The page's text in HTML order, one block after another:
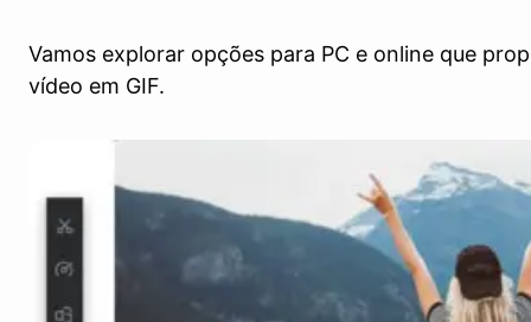
Vamos explorar opções para PC e online que
vídeo em GIF.